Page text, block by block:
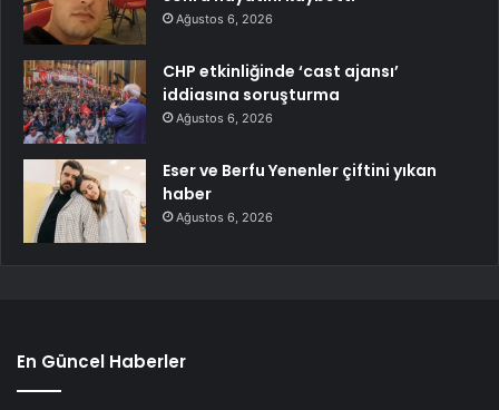
Ağustos 6, 2026
CHP etkinliğinde ‘cast ajansı’
iddiasına soruşturma
Ağustos 6, 2026
Eser ve Berfu Yenenler çiftini yıkan
haber
Ağustos 6, 2026
En Güncel Haberler